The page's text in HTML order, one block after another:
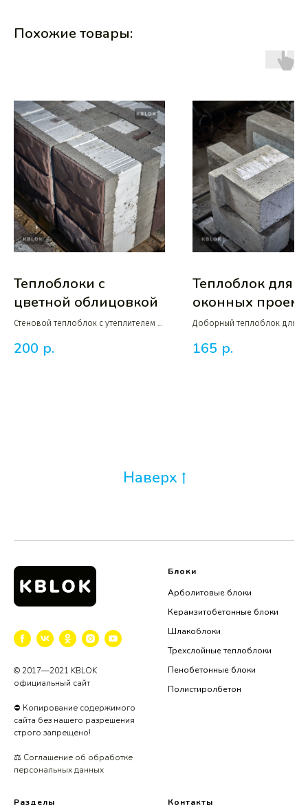
Похожие товары:
Теплоблоки с
цветной облицовкой
Стеновой теплоблок с утеплителем и
40×40×20 и 40×30×20 см
200 р.
Теплоблок для
оконных
Доборный теплоблок для
30 или 40 см
165 р.
Наверх
© 2017—2021 KBLOK
официальный сайт
⛔ Копирование содержимого
сайта без нашего разрешения
строго запрещено!
⚖️ Соглашение об обработке
персональных данных
Блоки
Арболитовые блоки
Керамзитобетонные блоки
Шлакоблоки
Трехслойные теплоблоки
Пенобетонные блоки
Полистиролбетон
Разделы Контакты